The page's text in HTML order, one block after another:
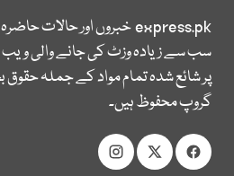
express.pkخبروں اور حالات
سب سے زیادہ وزٹ کی جانے والی
پر شائع شدہ تمام مواد کے جملہ
گروپ محفوظ ہیں۔